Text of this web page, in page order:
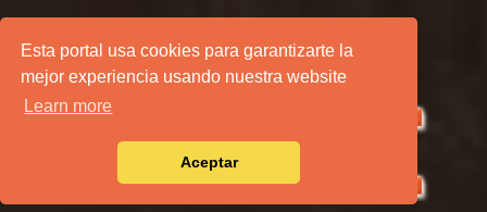
Esta portal usa cookies para garantizarte la
mejor experiencia usando nuestra website
Learn more
Aceptar
PÁGINA PRINCIPAL